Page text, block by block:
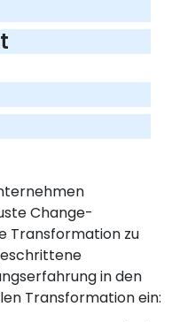
Change-
Transformation zu
in den
Transformation ein: